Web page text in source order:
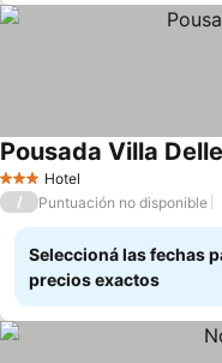
3 Estrellas
Hotel
Pousada Villa
/ Puntuación no disponible
Seleccioná las fechas
precios exactos